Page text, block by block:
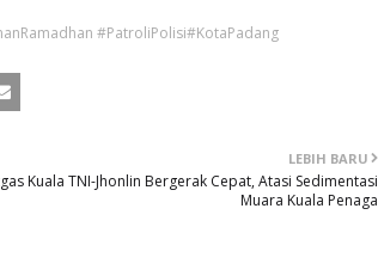
#PatroliPolisi#KotaPadang
LEBIH BARU
Kuala TNI-Jhonlin Bergerak Cepat, Atasi Sedimentasi
Muara Kuala Penaga